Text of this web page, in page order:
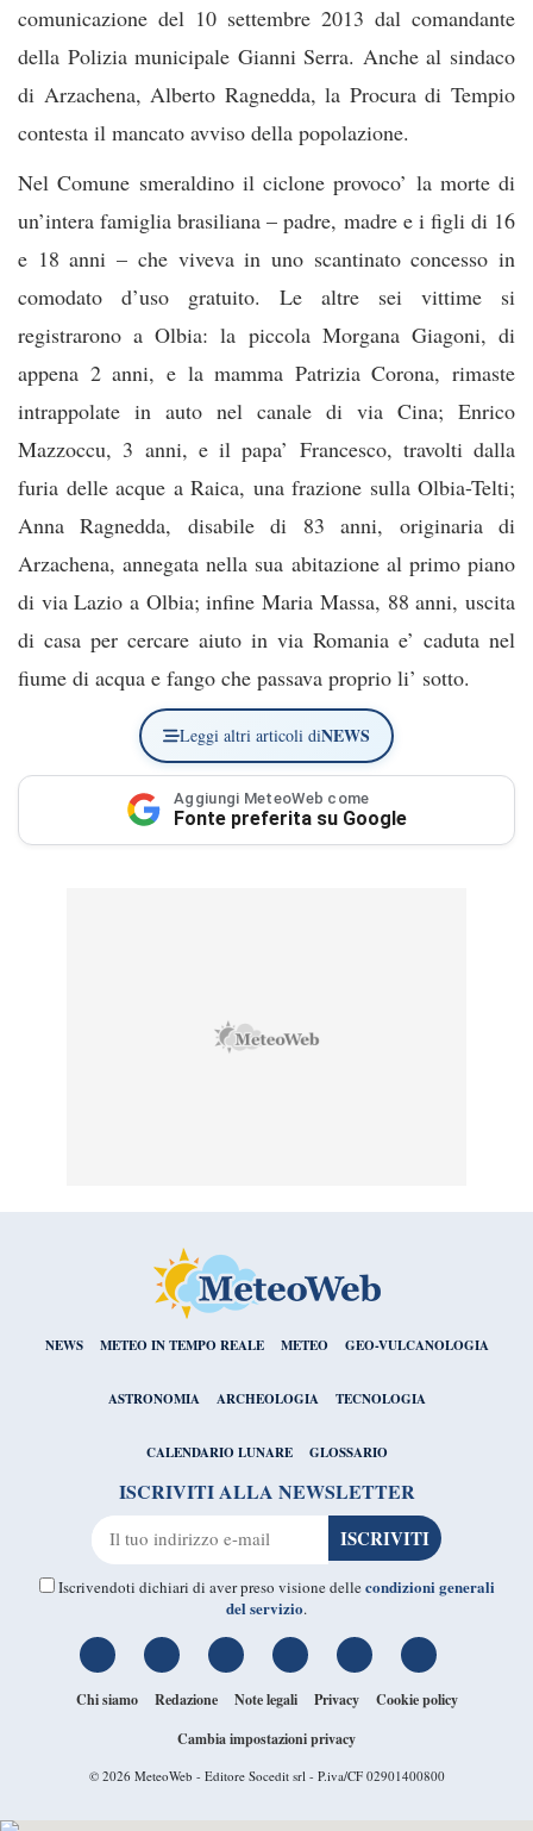
comunicazione del 10 settembre 2013 dal comandante
della Polizia municipale Gianni Serra. Anche al sindaco
di Arzachena, Alberto Ragnedda, la Procura di Tempio
contesta il mancato avviso della popolazione.
Nel Comune smeraldino il ciclone provoco’ la morte di
un’intera famiglia brasiliana – padre, madre e i figli di 16
e 18 anni – che viveva in uno scantinato concesso in
comodato d’uso gratuito. Le altre sei vittime si
registrarono a Olbia: la piccola Morgana Giagoni, di
appena 2 anni, e la mamma Patrizia Corona, rimaste
intrappolate in auto nel canale di via Cina; Enrico
Mazzoccu, 3 anni, e il papa’ Francesco, travolti dalla
furia delle acque a Raica, una frazione sulla Olbia-Telti;
Anna Ragnedda, disabile di 83 anni, originaria di
Arzachena, annegata nella sua abitazione al primo piano
di via Lazio a Olbia; infine Maria Massa, 88 anni, uscita
di casa per cercare aiuto in via Romania e’ caduta nel
fiume di acqua e fango che passava proprio li’ sotto.
Leggi altri articoli diNEWS
Aggiungi MeteoWeb come
Fonte preferita su Google
NEWS METEO IN TEMPO REALE METEO GEO-VULCANOLOGIA
ASTRONOMIA ARCHEOLOGIA TECNOLOGIA
CALENDARIO LUNARE GLOSSARIO
ISCRIVITI ALLA NEWSLETTER
Iscrivendoti dichiari di aver preso visione dellecondizioni generali
del servizio.
Chi siamo Redazione Note legali Privacy
Cookie policy
Cambia impostazioni privacy
© 2026 MeteoWeb - Editore Socedit srl - P.iva/CF 02901400800